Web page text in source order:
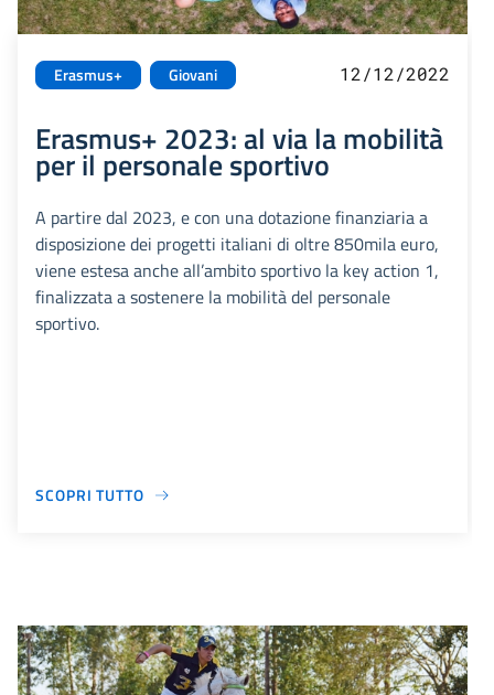
Erasmus+ Giovani 12/12/2022
Erasmus+ 2023: al via la mobilità
per il personale sportivo
A partire dal 2023, e con una dotazione finanziaria a
disposizione dei progetti italiani di oltre 850mila euro,
viene estesa anche all’ambito sportivo la key action 1,
finalizzata a sostenere la mobilità del personale
sportivo.
SCOPRI TUTTO